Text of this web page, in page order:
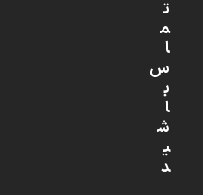
ت
م
ا
س
ب
ا
ش
ی
د